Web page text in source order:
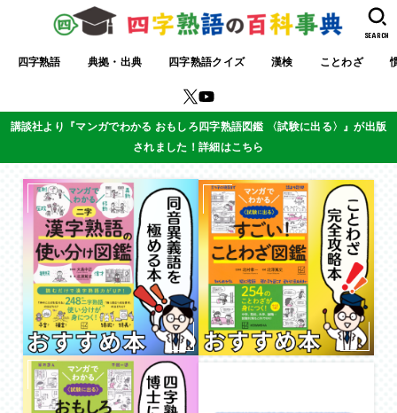
四字熟語 典拠・出典 四字熟語クイズ 漢検 ことわざ
SEARCH
講談社より『マンガでわかる おもしろ四字熟語図鑑 〈試験に出る〉』が出版
されました！詳細はこちら